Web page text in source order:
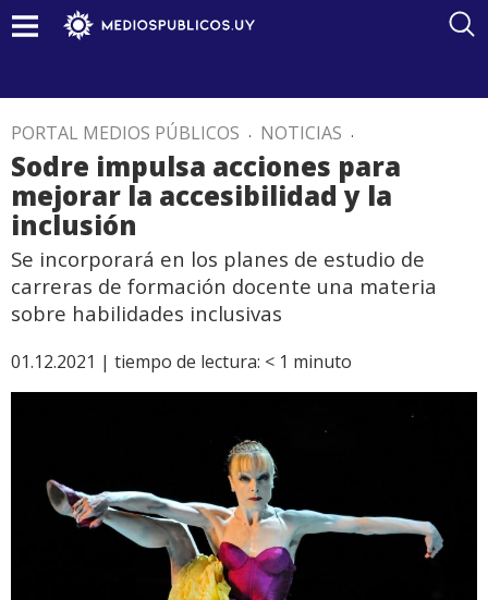
PORTAL MEDIOS PÚBLICOS . NOTICIAS .
Sodre impulsa acciones para
mejorar la accesibilidad y la
inclusión
Se incorporará en los planes de estudio de
carreras de formación docente una materia
sobre habilidades inclusivas
01.12.2021 | tiempo de lectura: < 1 minuto